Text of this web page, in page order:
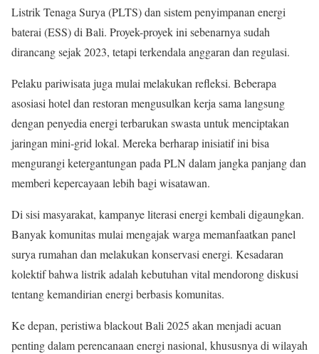
Listrik Tenaga Surya (PLTS) dan sistem penyimpanan energi
baterai (ESS) di Bali. Proyek-proyek ini sebenarnya sudah
dirancang sejak 2023, tetapi terkendala anggaran dan regulasi.
Pelaku pariwisata juga mulai melakukan refleksi. Beberapa
asosiasi hotel dan restoran mengusulkan kerja sama langsung
dengan penyedia energi terbarukan swasta untuk menciptakan
jaringan mini-grid lokal. Mereka berharap inisiatif ini bisa
mengurangi ketergantungan pada PLN dalam jangka panjang dan
memberi kepercayaan lebih bagi wisatawan.
Di sisi masyarakat, kampanye literasi energi kembali digaungkan.
Banyak komunitas mulai mengajak warga memanfaatkan panel
surya rumahan dan melakukan konservasi energi. Kesadaran
kolektif bahwa listrik adalah kebutuhan vital mendorong diskusi
tentang kemandirian energi berbasis komunitas.
Ke depan, peristiwa blackout Bali 2025 akan menjadi acuan
penting dalam perencanaan energi nasional, khususnya di wilayah